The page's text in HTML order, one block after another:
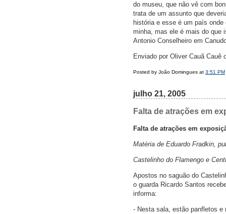
do museu, que não vê com
trata de um assunto que
história e esse é um país
minha, mas ele é mais do que
Antonio Conselheiro em
Enviado por Oliver Cauã Cauê
Posted by João Domingues at 3:51 PM
julho 21, 2005
Falta de atrações em
Falta de atrações em
Matéria de Eduardo Fradkin,
Castelinho do Flamengo e
Apostos no saguão do
o guarda Ricardo Santos
informa:
- Nesta sala, estão panfletos